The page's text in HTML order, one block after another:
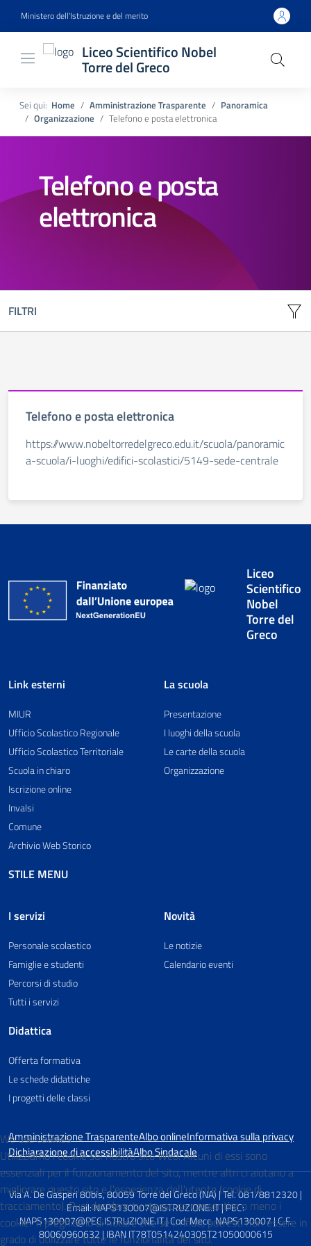
Ministero dell'Istruzione e del merito
Liceo Scientifico Nobel
Torre del Greco
Sei qui: Home Amministrazione Trasparente
Panoramica
Organizzazione
Telefono e posta elettronica
Telefono e posta
elettronica
FILTRI
Telefono e posta elettronica
https://www.nobeltorredelgreco.edu.it/scuola/panoramic
a-scuola/i-luoghi/edifici-scolastici/5149-sede-centrale
Liceo
Scientifico
Nobel
Torre del
Greco
Link esterni
MIUR
Ufficio Scolastico Regionale
Ufficio Scolastico Territoriale
Scuola in chiaro
Iscrizione online
Invalsi
Comune
Archivio Web Storico
STILE MENU
La scuola
Presentazione
I luoghi della scuola
Le carte della scuola
Organizzazione
I servizi
Personale scolastico
Famiglie e studenti
Percorsi di studio
Tutti i servizi
Didattica
Offerta formativa
Le schede didattiche
I progetti delle classi
Novità
Le notizie
Calendario eventi
Amministrazione TrasparenteAlbo onlineInformativa sulla privacy
Dichiarazione di accessibilitàAlbo Sindacale
Via A. De Gasperi 80bis, 80059 Torre del Greco (NA) | Tel. 081/8812320 |
Email: NAPS130007@ISTRUZIONE.IT | PEC:
NAPS130007@PEC.ISTRUZIONE.IT | Cod. Mecc. NAPS130007 | C.F.
80060960632 | IBAN IT78T0514240305T21050000615
We use cookies
Utilizziamo i cookie sul nostro sito Web. Alcuni di essi sono
essenziali per il funzionamento del sito, mentre altri ci aiutano a
migliorare questo sito e l'esperienza dell'utente (cookie di
tracciamento). Puoi decidere tu stesso se consentire o meno i
cookie. Ti preghiamo di notare che se li rifiuti, potresti non essere in
grado di utilizzare tutte le funzionalità del sito.